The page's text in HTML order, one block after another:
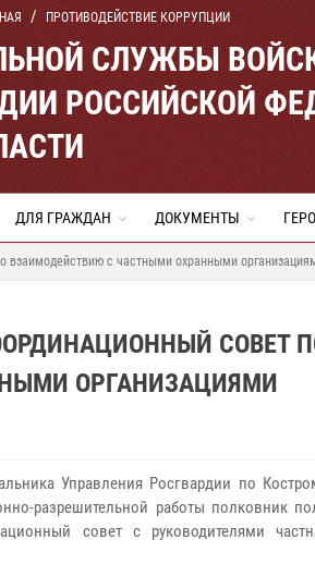
ПРОТИВОДЕЙСТВИЕ КОРРУПЦИИ
СЛУЖБЫ
РОССИЙСКОЙ
ДЛЯ ГРАЖДАН ДОКУМЕНТЫ
взаимодействию с частными охранными
СОВЕТ
ОРГАНИЗАЦИЯМИ
Управления Росгвардии по
разрешительной работы полковник
совет с руководителями